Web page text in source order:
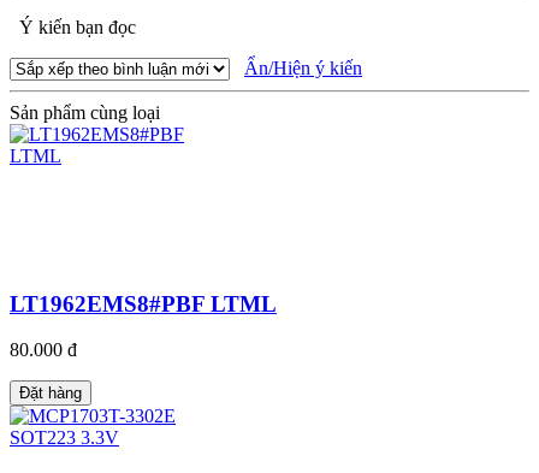
Ý kiến bạn đọc
Ẩn/Hiện ý kiến
Sản phẩm cùng loại
LT1962EMS8#PBF LTML
80.000 đ
Đặt hàng